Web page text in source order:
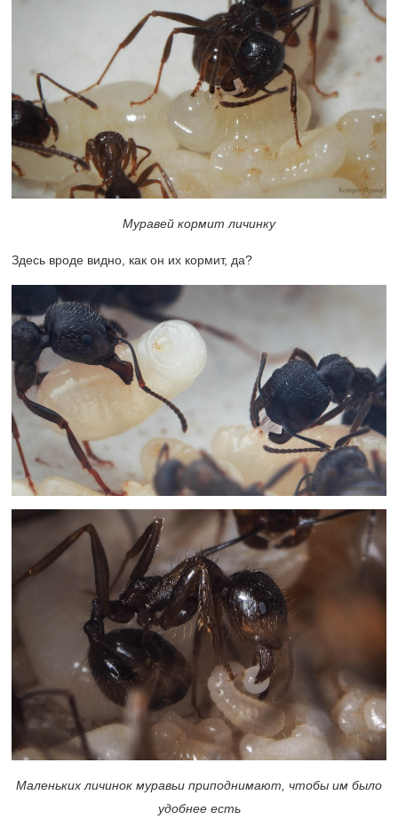
Муравей кормит личинку
Здесь вроде видно, как он их кормит, да?
Маленьких личинок муравьи приподнимают, чтобы им было
удобнее есть